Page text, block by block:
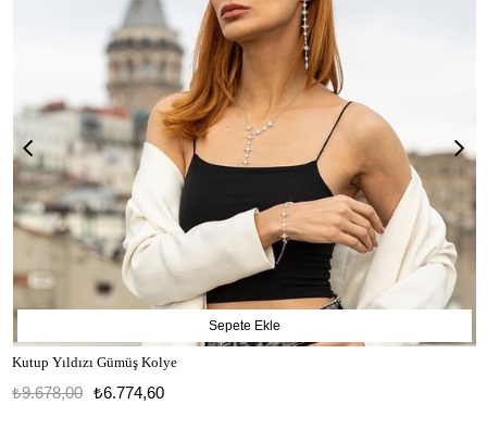
Kutup Yıldızı Gümüş Kolye
₺6.774,60
₺9.678,00
Sepete Ekle